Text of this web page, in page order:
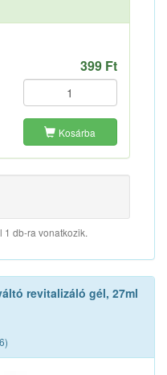
399 Ft
Kosárba
1 db-ra vonatkozik.
revitalizáló gél, 27ml